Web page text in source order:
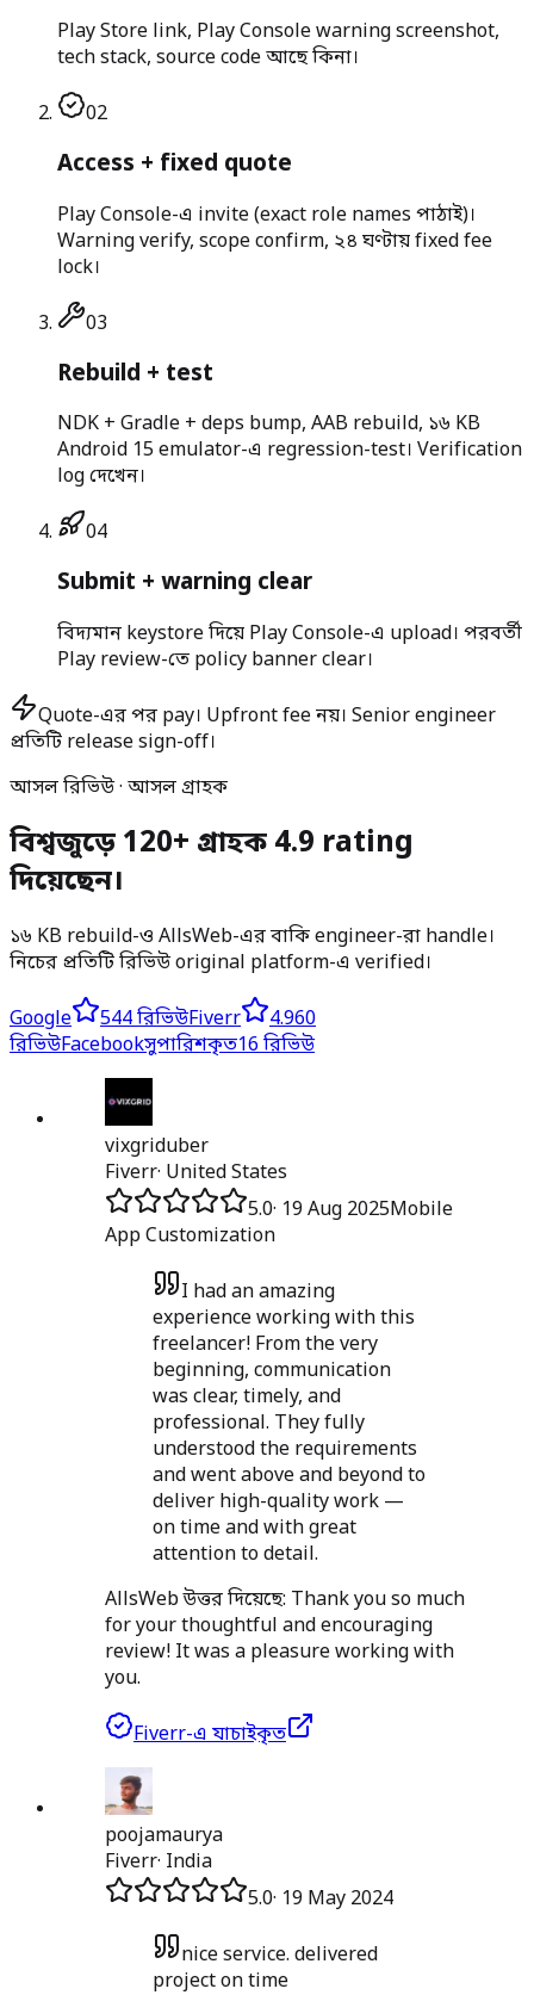
Play Store link, Play Console warning screenshot,
tech stack, source code আছে কিনা।
02
Access + fixed quote
Play Console-এ invite (exact role names পাঠাই)।
Warning verify, scope confirm, ২৪ ঘণ্টায় fixed fee
lock।
03
Rebuild + test
NDK + Gradle + deps bump, AAB rebuild, ১৬ KB
Android 15 emulator-এ regression-test। Verification
log দেখেন।
04
Submit + warning clear
বিদ্যমান keystore দিয়ে Play Console-এ upload। পরবর্তী
Play review-তে policy banner clear।
Quote-এর পর pay। Upfront fee নয়। Senior engineer
প্রতিটি release sign-off।
আসল রিভিউ · আসল গ্রাহক
বিশ্বজুড়ে 120+ গ্রাহক 4.9 rating
দিয়েছেন।
১৬ KB rebuild-ও AllsWeb-এর বাকি engineer-রা handle।
নিচের প্রতিটি রিভিউ original platform-এ verified।
Google 544 রিভিউFiverr 4.960
রিভিউFacebookসুপারিশকৃত16 রিভিউ
vixgriduber
Fiverr· United States
5.0· 19 Aug 2025Mobile
App Customization
I had an amazing
experience working with this
freelancer! From the very
beginning, communication
was clear, timely, and
professional. They fully
understood the requirements
and went above and beyond to
deliver high-quality work —
on time and with great
attention to detail.
AllsWeb উত্তর দিয়েছে: Thank you so much
for your thoughtful and encouraging
review! It was a pleasure working with
you.
Fiverr-এ যাচাইকৃত
poojamaurya
Fiverr· India
5.0· 19 May 2024
nice service. delivered
project on time